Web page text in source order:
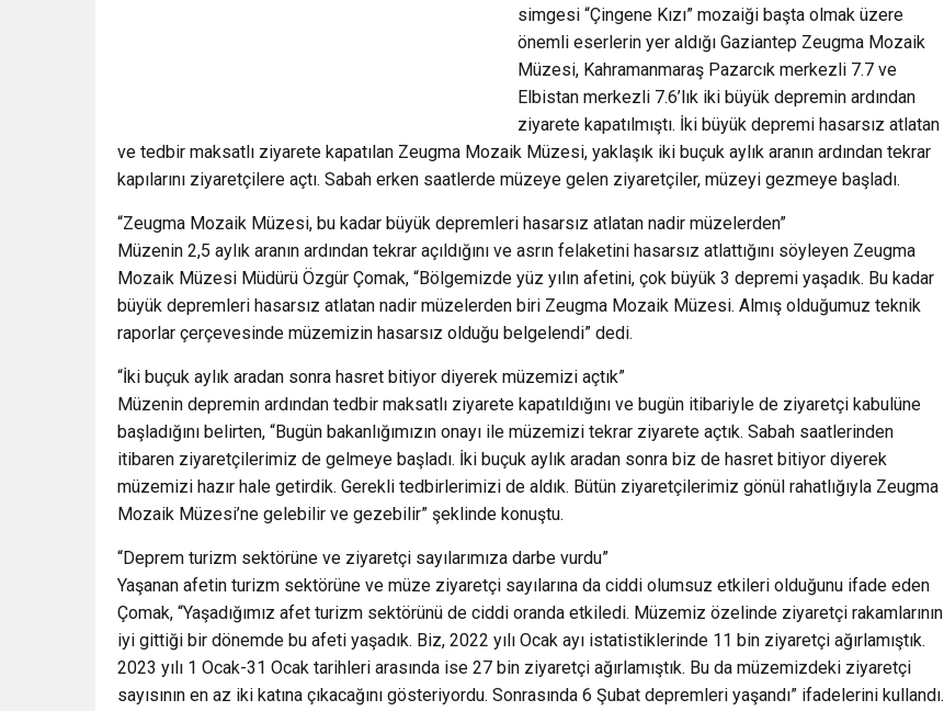
simgesi “Çingene Kızı” mozaiği başta olmak üzere
önemli eserlerin yer aldığı Gaziantep Zeugma Mozaik
Müzesi, Kahramanmaraş Pazarcık merkezli 7.7 ve
Elbistan merkezli 7.6’lık iki büyük depremin ardından
ziyarete kapatılmıştı. İki büyük depremi hasarsız atlatan
ve tedbir maksatlı ziyarete kapatılan Zeugma Mozaik Müzesi, yaklaşık iki buçuk aylık aranın ardından tekrar
kapılarını ziyaretçilere açtı. Sabah erken saatlerde müzeye gelen ziyaretçiler, müzeyi gezmeye başladı.
“Zeugma Mozaik Müzesi, bu kadar büyük depremleri hasarsız atlatan nadir müzelerden”
Müzenin 2,5 aylık aranın ardından tekrar açıldığını ve asrın felaketini hasarsız atlattığını söyleyen Zeugma
Mozaik Müzesi Müdürü Özgür Çomak, “Bölgemizde yüz yılın afetini, çok büyük 3 depremi yaşadık. Bu kadar
büyük depremleri hasarsız atlatan nadir müzelerden biri Zeugma Mozaik Müzesi. Almış olduğumuz teknik
raporlar çerçevesinde müzemizin hasarsız olduğu belgelendi” dedi.
“İki buçuk aylık aradan sonra hasret bitiyor diyerek müzemizi açtık”
Müzenin depremin ardından tedbir maksatlı ziyarete kapatıldığını ve bugün itibariyle de ziyaretçi kabulüne
başladığını belirten, “Bugün bakanlığımızın onayı ile müzemizi tekrar ziyarete açtık. Sabah saatlerinden
itibaren ziyaretçilerimiz de gelmeye başladı. İki buçuk aylık aradan sonra biz de hasret bitiyor diyerek
müzemizi hazır hale getirdik. Gerekli tedbirlerimizi de aldık. Bütün ziyaretçilerimiz gönül rahatlığıyla Zeugma
Mozaik Müzesi’ne gelebilir ve gezebilir” şeklinde konuştu.
“Deprem turizm sektörüne ve ziyaretçi sayılarımıza darbe vurdu”
Yaşanan afetin turizm sektörüne ve müze ziyaretçi sayılarına da ciddi olumsuz etkileri olduğunu ifade eden
Çomak, “Yaşadığımız afet turizm sektörünü de ciddi oranda etkiledi. Müzemiz özelinde ziyaretçi rakamlarının
iyi gittiği bir dönemde bu afeti yaşadık. Biz, 2022 yılı Ocak ayı istatistiklerinde 11 bin ziyaretçi ağırlamıştık.
2023 yılı 1 Ocak-31 Ocak tarihleri arasında ise 27 bin ziyaretçi ağırlamıştık. Bu da müzemizdeki ziyaretçi
sayısının en az iki katına çıkacağını gösteriyordu. Sonrasında 6 Şubat depremleri yaşandı” ifadelerini kullandı.